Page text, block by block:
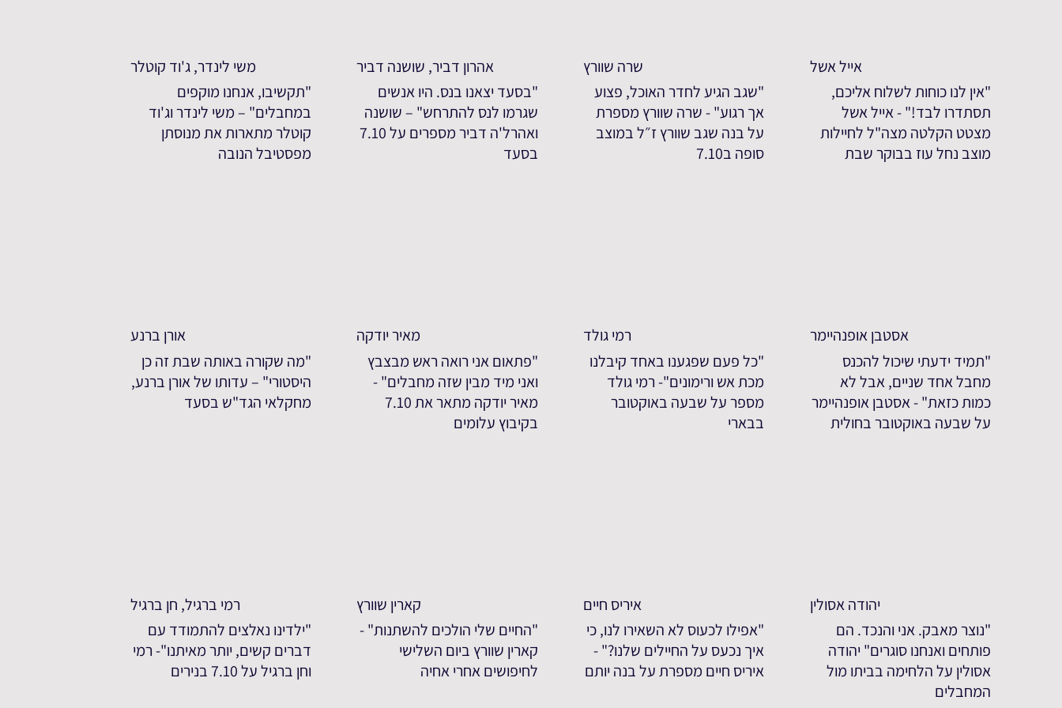
משי לינדר, ג'וד קוטלר
"תקשיבו, אנחנו מוקפים
במחבלים" – משי לינדר וג'וד
קוטלר מתארות את מנוסתן
מפסטיבל הנובה
אהרון דביר, שושנה דביר
"בסעד יצאנו בנס. היו אנשים
שגרמו לנס להתרחש" – שושנה
ואהרל'ה דביר מספרים על 7.10
בסעד
שרה שוורץ
"שגב הגיע לחדר האוכל, פצוע
אך רגוע" - שרה שוורץ מספרת
על בנה שגב שוורץ ז״ל במוצב
סופה ב7.10
אייל אשל
"אין לנו כוחות לשלוח אליכם,
תסתדרו לבד!" - אייל אשל
מצטט הקלטה מצה"ל לחיילות
מוצב נחל עוז בבוקר שבת
אורן ברנע
"מה שקורה באותה שבת זה כן
היסטורי" – עדותו של אורן ברנע,
מחקלאי הגד"ש בסעד
מאיר יודקה
"פתאום אני רואה ראש מבצבץ
ואני מיד מבין שזה מחבלים" -
מאיר יודקה מתאר את 7.10
בקיבוץ עלומים
רמי גולד
"כל פעם שפגענו באחד קיבלנו
מכת אש ורימונים"- רמי גולד
מספר על שבעה באוקטובר
בבארי
אסטבן אופנהיימר
"תמיד ידעתי שיכול להכנס
מחבל אחד שניים, אבל לא
כמות כזאת" - אסטבן אופנהיימר
על שבעה באוקטובר בחולית
רמי ברגיל, חן ברגיל
"ילדינו נאלצים להתמודד עם
דברים קשים, יותר מאיתנו"- רמי
וחן ברגיל על 7.10 בנירים
קארין שוורץ
"החיים שלי הולכים להשתנות" -
קארין שוורץ ביום השלישי
לחיפושים אחרי אחיה
איריס חיים
"אפילו לכעוס לא השאירו לנו, כי
איך נכעס על החיילים שלנו?" -
איריס חיים מספרת על בנה יותם
יהודה אסולין
"נוצר מאבק. אני והנכד. הם
פותחים ואנחנו סוגרים" יהודה
אסולין על הלחימה בביתו מול
המחבלים